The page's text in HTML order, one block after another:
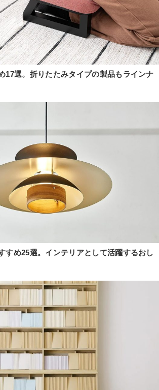
17選。折りたたみタイプの製品もラインナ
すめ25選。インテリアとして活躍するおし